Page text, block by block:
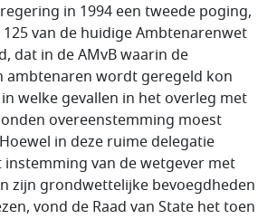
in 1994 een tweede poging,
van de huidige Ambtenarenwet
dat in de AMvB waarin de
ambtenaren wordt geregeld kon
welke gevallen in het overleg met
overeenstemming moest
in deze ruime delegatie
van de wetgever met
zijn grondwettelijke bevoegdheden
vond de Raad van State het toen